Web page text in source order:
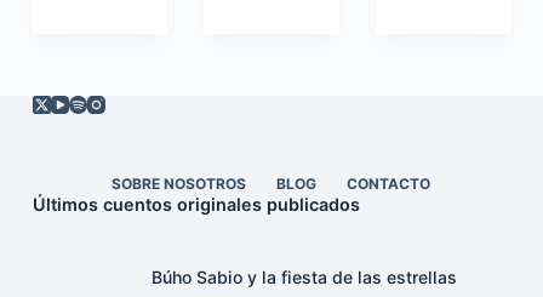
SOBRE NOSOTROS BLOG CONTACTO
Últimos cuentos originales publicados
Búho Sabio y la fiesta de las estrellas